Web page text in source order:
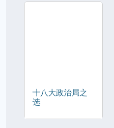
十八大政治局之
选